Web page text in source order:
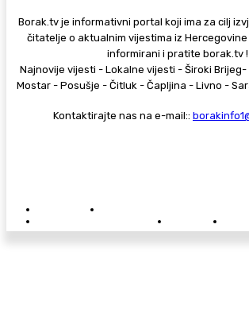
Borak.tv je informativni portal koji ima za cilj
čitatelje o aktualnim vijestima iz
informirani i pratite borak.tv !
Najnovije vijesti - Lokalne vijesti - Široki
Mostar - Posušje - Čitluk - Čapljina - Livno -
Kontaktirajte nas na e-mail::